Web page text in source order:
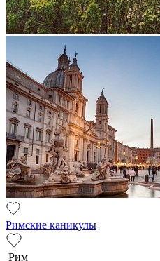
Римские каникулы
Рим